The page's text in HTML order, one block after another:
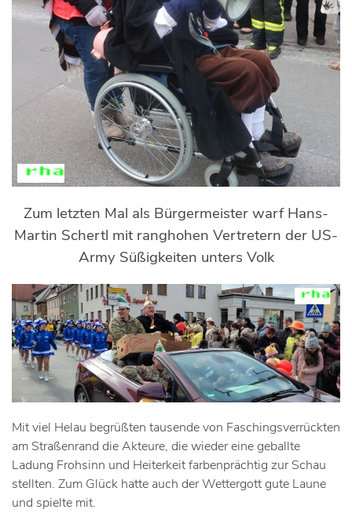
Zum letzten Mal als Bürgermeister warf Hans-
Martin Schertl mit ranghohen Vertretern der US-
Army Süßigkeiten unters Volk
Mit viel Helau begrüßten tausende von Faschingsverrückten
am Straßenrand die Akteure, die wieder eine geballte
Ladung Frohsinn und Heiterkeit farbenprächtig zur Schau
stellten. Zum Glück hatte auch der Wettergott gute Laune
und spielte mit.